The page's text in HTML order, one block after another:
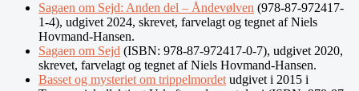
Sagaen om Sejd: Anden del – Åndevølven (978-87-972417-
1-4), udgivet 2024, skrevet, farvelagt og tegnet af Niels
Hovmand-Hansen.
Sagaen om Sejd (ISBN: 978-87-972417-0-7), udgivet 2020,
skrevet, farvelagt og tegnet af Niels Hovmand-Hansen.
Basset og mysteriet om trippelmordet udgivet i 2015 i